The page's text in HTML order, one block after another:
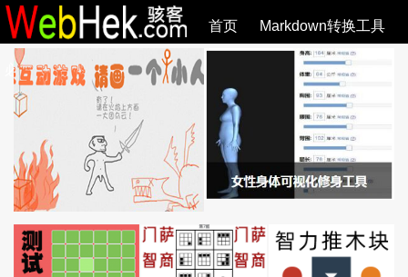
首页 Markdown转换工具
必观作品 SVG教程 SVG手册 全部文章